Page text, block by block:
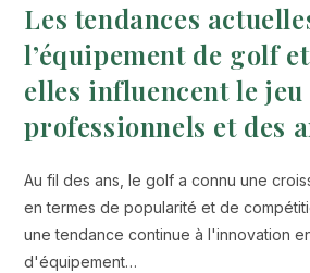
Les tendances
l’équipement de golf
elles influencent le jeu
professionnels et des
Au fil des ans, le golf a connu une
en termes de popularité et de
une tendance continue à l'innovation
d'équipement…